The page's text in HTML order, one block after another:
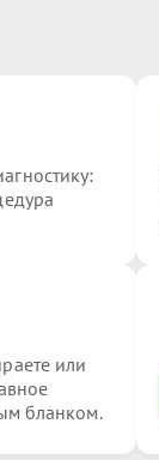
или
бланком.